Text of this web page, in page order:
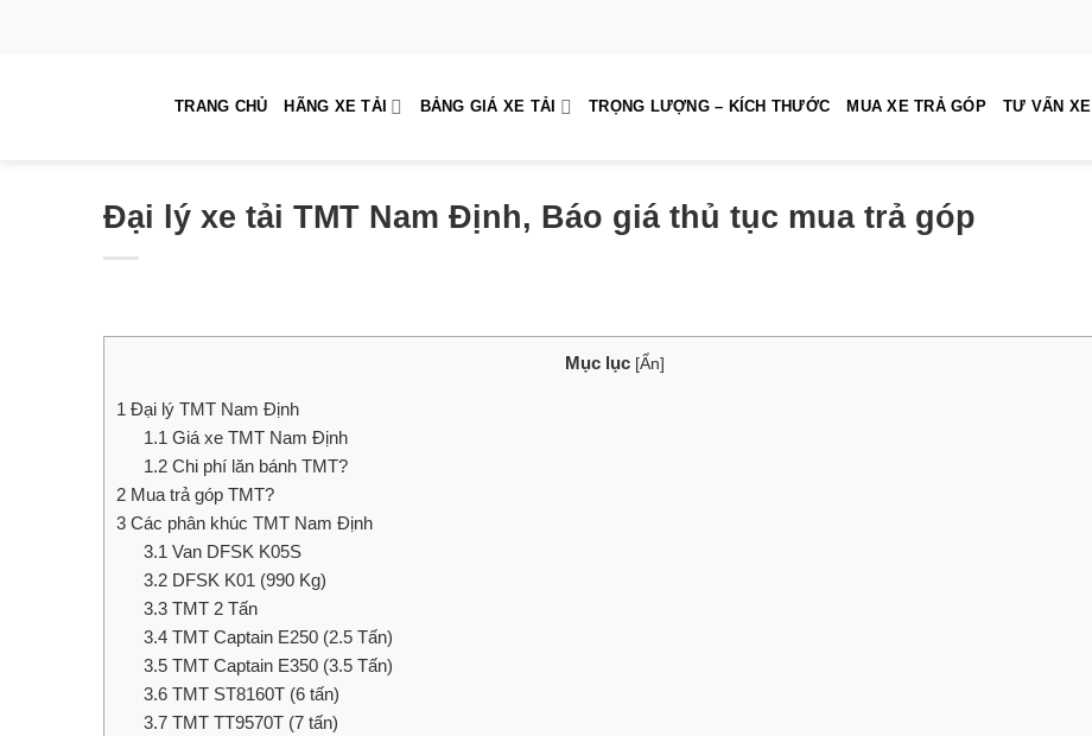
TRANG CHỦ HÃNG XE TẢI BẢNG GIÁ XE TẢI TRỌNG LƯỢNG – KÍCH THƯỚC MUA XE TRẢ GÓP TƯ VẤN XE
Đại lý xe tải TMT Nam Định, Báo giá thủ tục mua trả góp
Mục lục [Ẩn]
1 Đại lý TMT Nam Định
1.1 Giá xe TMT Nam Định
1.2Chi phí lăn bánh TMT?
2 Mua trả góp TMT?
3 Các phân khúc TMT Nam Định
3.1 Van DFSK K05S
3.2DFSK K01 (990 Kg)
3.3TMT 2 Tấn
3.4TMT Captain E250 (2.5 Tấn)
3.5TMT Captain E350 (3.5 Tấn)
3.6TMT ST8160T (6 tấn)
3.7TMT TT9570T (7 tấn)